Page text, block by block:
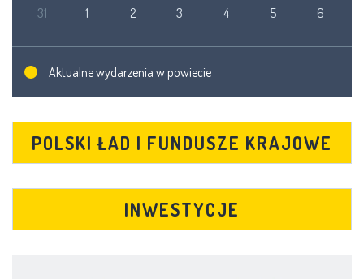
31 1 2 3 4 5 6
Aktualne wydarzenia w powiecie
POLSKI ŁAD I FUNDUSZE KRAJOWE
INWESTYCJE